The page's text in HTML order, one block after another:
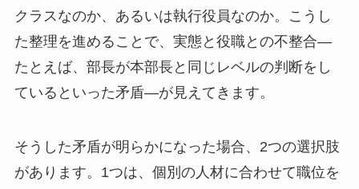
クラスなのか、あるいは執行役員なのか。こうし
た整理を進めることで、実態と役職との不整合―
たとえば、部長が本部長と同じレベルの判断をし
ているといった矛盾―が見えてきます。
そうした矛盾が明らかになった場合、2つの選択肢
があります。1つは、個別の人材に合わせて職位を